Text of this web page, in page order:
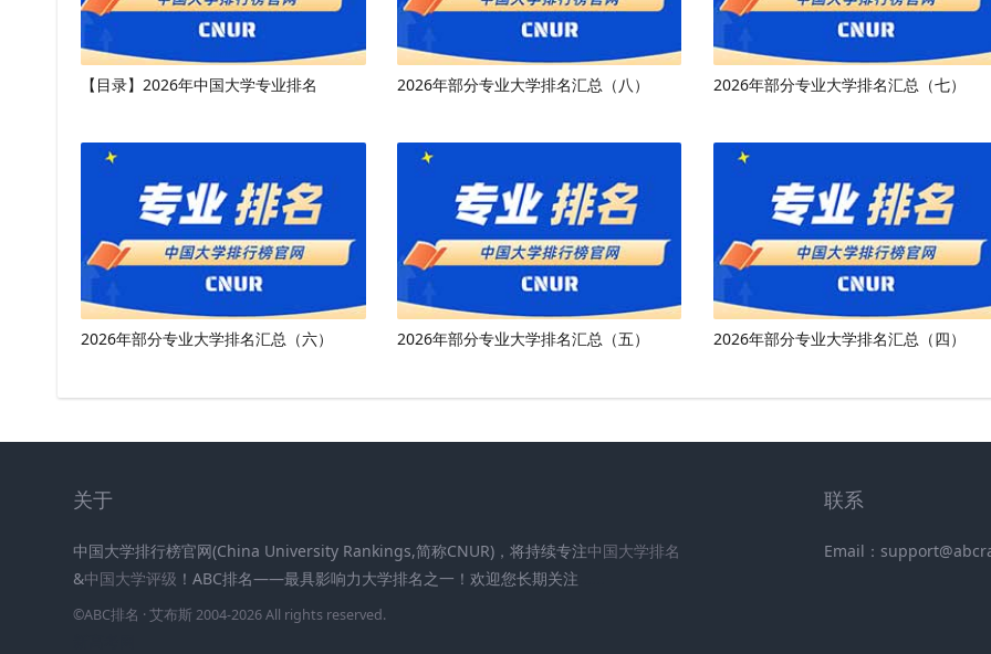
【目录】2026年中国大学专业排名 2026年部分专业大学排名汇总（八） 2026年部分专业大学排名汇总（七）
2026年部分专业大学排名汇总（六） 2026年部分专业大学排名汇总（五） 2026年部分专业大学排名汇总（四）
关于
中国大学排行榜官网(China University Rankings,简称CNUR)，将持续专注中国大学排名
&中国大学评级 ！ABC排名——最具影响力大学排名之一！欢迎您长期关注
©ABC排名 · 艾布斯 2004-2026 All rights reserved.
联系
Email：